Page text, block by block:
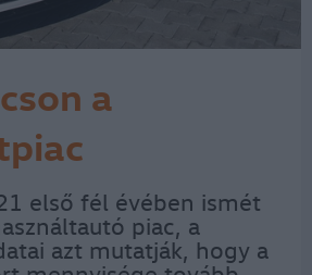
a
első fél évében ismét
piac, a
azt mutatják, hogy a